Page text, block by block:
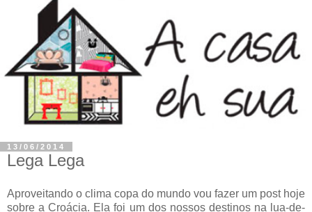
13/06/2014
Lega Lega
Aproveitando o clima copa do mundo vou fazer um post hoje
sobre a Croácia. Ela foi um dos nossos destinos na lua-de-